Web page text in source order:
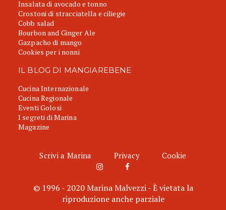
Insalata di avocado e tonno
Crostoni di stracciatella e ciliegie
Cobb salad
Bourbon and Ginger Ale
Gazpacho di mango
Cookies per i nonni
IL BLOG DI MANGIAREBENE
Cucina Internazionale
Cucina Regionale
Eventi Golosi
I segreti di Marina
Magazine
Scrivi a Marina Privacy Cookie
© 1996 - 2020 Marina Malvezzi - È vietata la
riproduzione anche parziale